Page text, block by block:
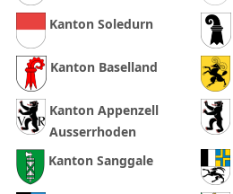
Kanton Soledurn
Kanton Baselland
Kanton Appenzell
Ausserrhoden
Kanton Sanggale